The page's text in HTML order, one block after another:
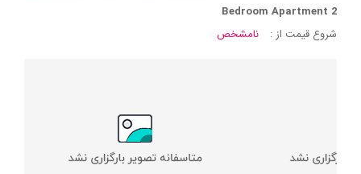
2 Bedroom Apartment
شروع قیمت از :
نامشخص